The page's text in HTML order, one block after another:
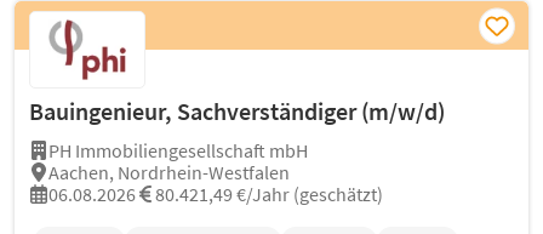
Bauingenieur, Sachverständiger (m/w/d)
PH Immobiliengesellschaft mbH
Aachen, Nordrhein-Westfalen
06.08.2026
80.421,49 €/Jahr (geschätzt)